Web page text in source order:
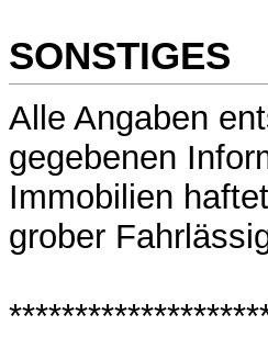
SONSTIGES
Alle Angaben
gegebenen
Immobilien
grober